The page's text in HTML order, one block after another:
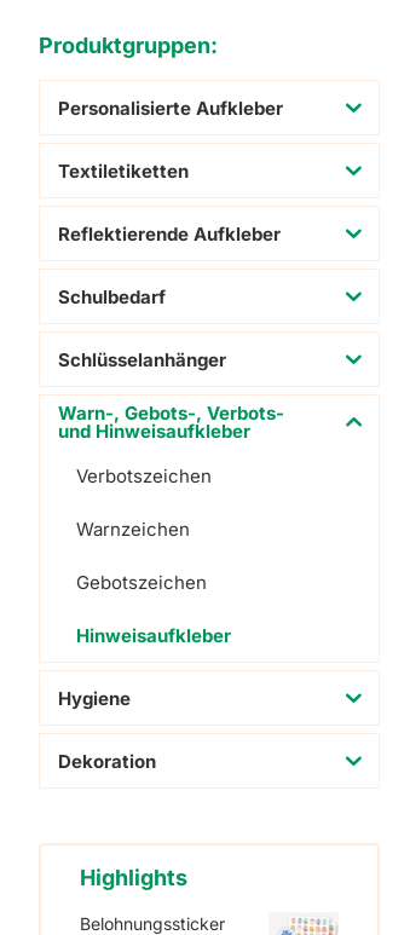
Produktgruppen:
Personalisierte Aufkleber
Textiletiketten
Reflektierende Aufkleber
Schulbedarf
Schlüsselanhänger
Warn-, Gebots-, Verbots-
und Hinweisaufkleber
Verbotszeichen
Warnzeichen
Gebotszeichen
Hinweisaufkleber
Hygiene
Dekoration
Highlights
Belohnungssticker